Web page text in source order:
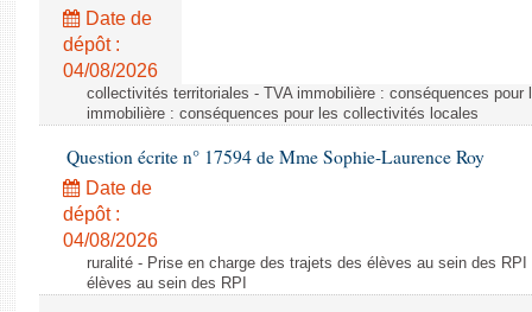
Date de
dépôt :
04/08/2026
collectivités territoriales - TVA immobilière : conséquences
immobilière : conséquences pour les collectivités locales
Question écrite n° 17594 de Mme Sophie-Laurence Roy
Date de
dépôt :
04/08/2026
ruralité - Prise en charge des trajets des élèves au sein des
élèves au sein des RPI